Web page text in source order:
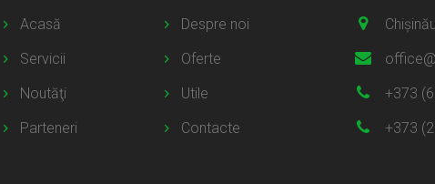
Acasă
Despre noi
Servicii
Oferte
Noutăţi
Utile
Parteneri
Contacte
+373
+373